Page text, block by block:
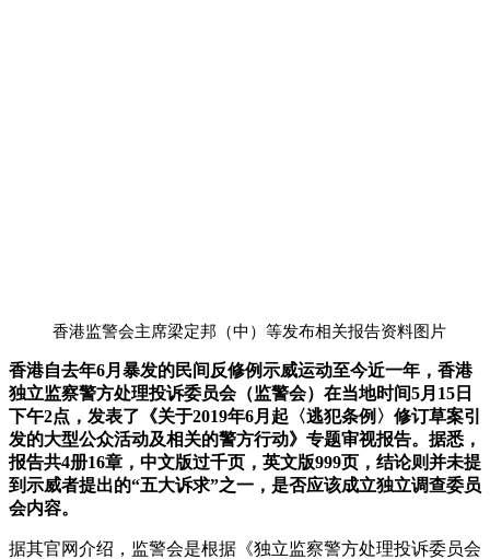
香港监警会主席梁定邦（中）等发布相关报告资料图片
香港自去年6月暴发的民间反修例示威运动至今近一年，香港
独立监察警方处理投诉委员会（监警会）在当地时间5月15日
下午2点，发表了《关于2019年6月起〈逃犯条例〉修订草案引
发的大型公众活动及相关的警方行动》专题审视报告。据悉，
报告共4册16章，中文版过千页，英文版999页，结论则并未提
到示威者提出的“五大诉求”之一，是否应该成立独立调查委员
会内容。
据其官网介绍，监警会是根据《独立监察警方处理投诉委员会